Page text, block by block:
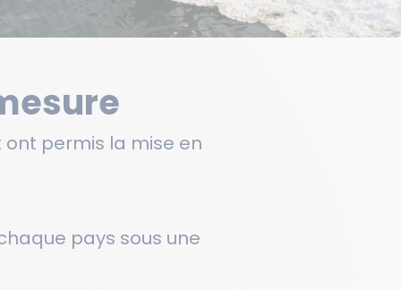
ont permis la mise en
pays sous une